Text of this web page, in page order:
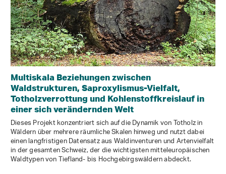
Multiskala Beziehungen zwischen
Waldstrukturen, Saproxylismus-Vielfalt,
Totholzverrottung und Kohlenstoffkreislauf in
einer sich verändernden Welt
Dieses Projekt konzentriert sich auf die Dynamik von Totholz in
Wäldern über mehrere räumliche Skalen hinweg und nutzt dabei
einen langfristigen Datensatz aus Waldinventuren und Artenvielfalt
in der gesamten Schweiz, der die wichtigsten mitteleuropäischen
Waldtypen von Tiefland- bis Hochgebirgswäldern abdeckt.